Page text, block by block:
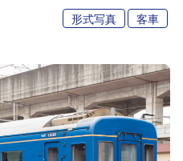
形式写真 客車